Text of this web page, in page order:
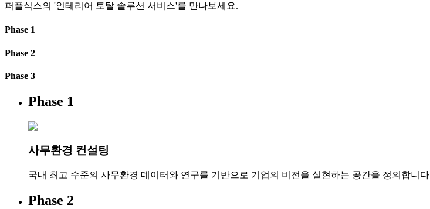
퍼플식스의 '인테리어 토탈 솔루션 서비스'를 만나보세요.
Phase 1
Phase 2
Phase 3
Phase 1
사무환경 컨설팅
국내 최고 수준의 사무환경 데이터와 연구를 기반으로 기업의 비전을 실현하는 공간을 정의합니다
Phase 2